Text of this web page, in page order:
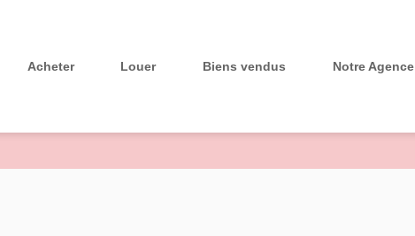
Acheter Louer Biens vendus Notre Agence